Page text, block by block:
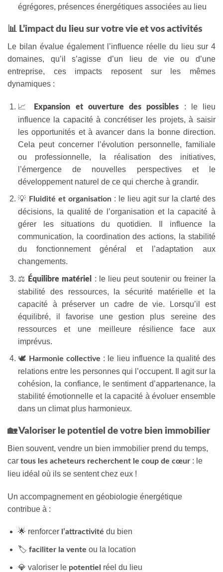
égrégores, présences énergétiques associées au lieu
📊 L’impact du lieu sur votre vie et vos activités
Le bilan évalue également l’influence réelle du lieu sur 4
domaines, qu’il s’agisse d’un lieu de vie ou d’une
entreprise, ces impacts reposent sur les mêmes
dynamiques :
📈 Expansion et ouverture des possibles : le lieu
influence la capacité à concrétiser les projets, à saisir
les opportunités et à avancer dans la bonne direction.
Cela peut concerner l’évolution personnelle, familiale
ou professionnelle, la réalisation des initiatives,
l’émergence de nouvelles perspectives et le
développement naturel de ce qui cherche à grandir.
💡 Fluidité et organisation : le lieu agit sur la clarté des
décisions, la qualité de l’organisation et la capacité à
gérer les situations du quotidien. Il influence la
communication, la coordination des actions, la stabilité
du fonctionnement général et l’adaptation aux
changements.
⚖️ Équilibre matériel : le lieu peut soutenir ou freiner la
stabilité des ressources, la sécurité matérielle et la
capacité à préserver un cadre de vie. Lorsqu’il est
équilibré, il favorise une gestion plus sereine des
ressources et une meilleure résilience face aux
imprévus.
🕊️ Harmonie collective : le lieu influence la qualité des
relations entre les personnes qui l’occupent. Il agit sur la
cohésion, la confiance, le sentiment d’appartenance, la
stabilité émotionnelle et la capacité à évoluer ensemble
dans un climat plus harmonieux.
🏡 Valoriser le potentiel de votre bien immobilier
Bien souvent, vendre un bien immobilier prend du temps,
car tous les acheteurs recherchent le coup de cœur : le
lieu idéal où ils se sentent chez eux !
Un accompagnement en géobiologie énergétique
contribue à :
🌟 renforcer l’attractivité du bien
🏷️ faciliter la vente ou la location
💎 valoriser le potentiel réel du lieu